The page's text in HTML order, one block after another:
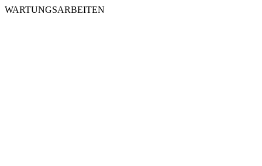
WARTUNGSARBEITEN